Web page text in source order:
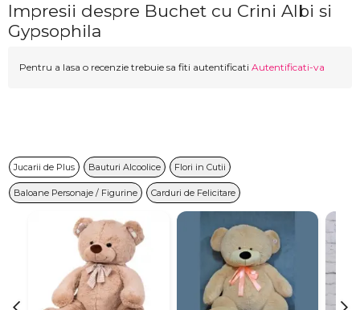
Impresii despre Buchet cu Crini Albi si
Gypsophila
Pentru a lasa o recenzie trebuie sa fiti autentificati Autentificati-va
Jucarii de Plus Bauturi Alcoolice Flori in Cutii
Baloane Personaje / Figurine Carduri de Felicitare